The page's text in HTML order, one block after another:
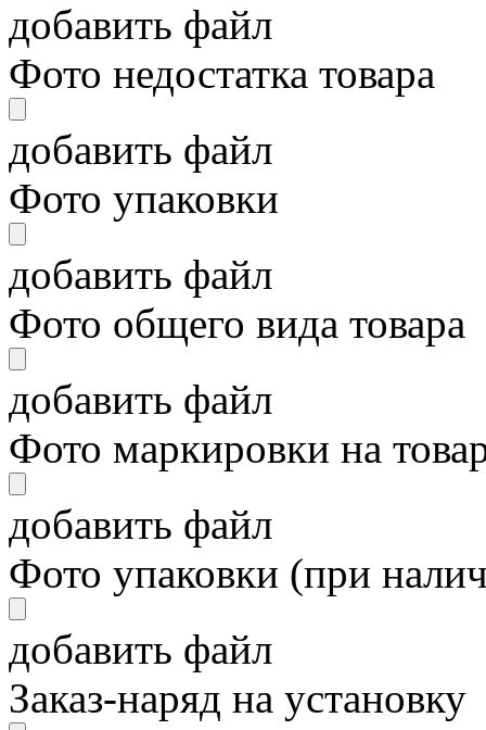
добавить файл
Фото недостатка товара
добавить файл
Фото упаковки
добавить файл
Фото общего вида товара
добавить файл
Фото маркировки на
добавить файл
Фото упаковки (при
добавить файл
Заказ-наряд на установку